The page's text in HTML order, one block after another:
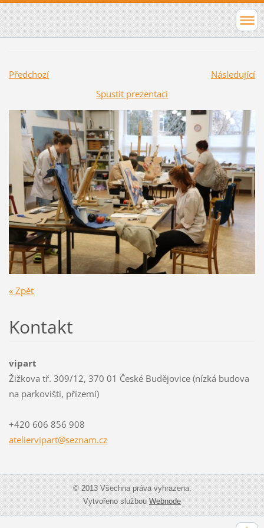
Předchozí
Následující
Spustit prezentaci
« Zpět
Kontakt
vipart
Žižkova tř. 309/12, 370 01 České Budějovice (nízká budova
na parkovišti, přízemí)
+420 606 856 908
ateliervipart@seznam.cz
© 2013 Všechna práva vyhrazena.
Vytvořeno službouWebnode